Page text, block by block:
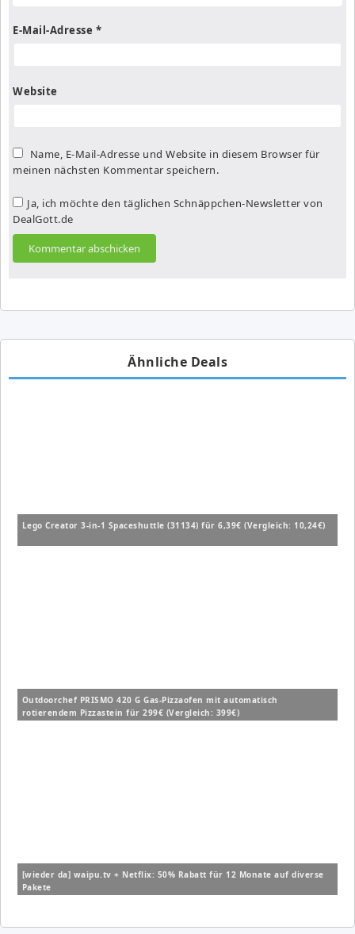
E-Mail-Adresse *
Website
Name, E-Mail-Adresse und Website in diesem Browser für
meinen nächsten Kommentar speichern.
Ja, ich möchte den täglichen Schnäppchen-Newsletter von
DealGott.de
Ähnliche Deals
Lego Creator 3-in-1 Spaceshuttle (31134) für 6,39€ (Vergleich: 10,24€)
Outdoorchef PRISMO 420 G Gas-Pizzaofen mit automatisch
rotierendem Pizzastein für 299€ (Vergleich: 399€)
[wieder da] waipu.tv + Netflix: 50% Rabatt für 12 Monate auf diverse
Pakete